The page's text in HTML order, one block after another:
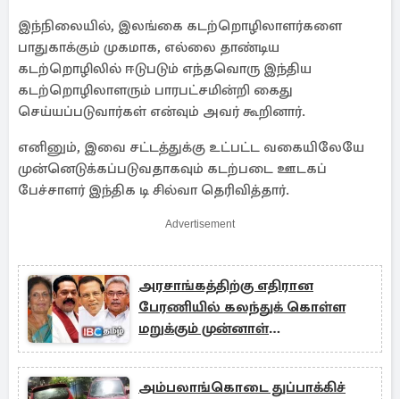
இந்நிலையில், இலங்கை கடற்றொழிலாளர்களை
பாதுகாக்கும் முகமாக, எல்லை தாண்டிய
கடற்றொழிலில் ஈடுபடும் எந்தவொரு இந்திய
கடற்றொழிலாளரும் பாரபட்சமின்றி கைது
செய்யப்படுவார்கள் என்வும் அவர் கூறினார்.
எனினும், இவை சட்டத்துக்கு உட்பட்ட வகையிலேயே
முன்னெடுக்கப்படுவதாகவும் கடற்படை ஊடகப்
பேச்சாளர் இந்திக டி சில்வா தெரிவித்தார்.
Advertisement
அரசாங்கத்திற்கு எதிரான
பேரணியில் கலந்துக் கொள்ள
மறுக்கும் முன்னாள்
ஜனாதிபதிகள்!
அம்பலாங்கொடை துப்பாக்கிச்